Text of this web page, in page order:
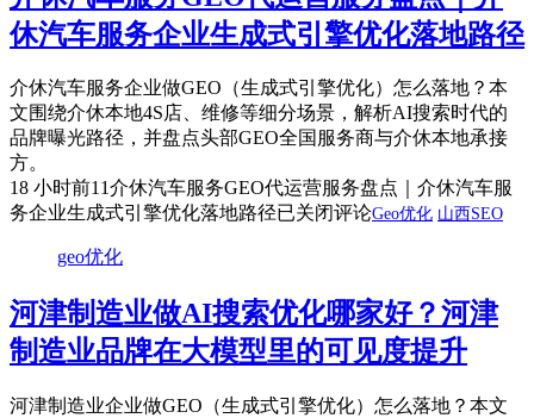
休汽车服务企业生成式引擎优化落地路径
介休汽车服务企业做GEO（生成式引擎优化）怎么落地？本
文围绕介休本地4S店、维修等细分场景，解析AI搜索时代的
品牌曝光路径，并盘点头部GEO全国服务商与介休本地承接
方。
18 小时前11介休汽车服务GEO代运营服务盘点｜介休汽车服
务企业生成式引擎优化落地路径已关闭评论Geo优化 山西SEO
geo优化
河津制造业做AI搜索优化哪家好？河津
制造业品牌在大模型里的可见度提升
河津制造业企业做GEO（生成式引擎优化）怎么落地？本文